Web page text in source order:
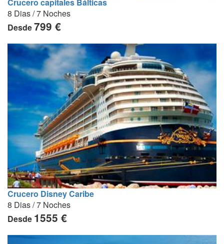
Crucero capitales Bálticas
8 Dias / 7 Noches
Desde799 €
Crucero Disney Caribe
8 Dias / 7 Noches
Desde 1555 €